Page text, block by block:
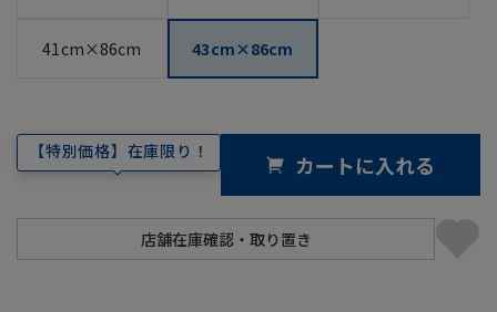
41cm×86cm 43cm×86cm
【特別価格】在庫限り！ カートに入れる